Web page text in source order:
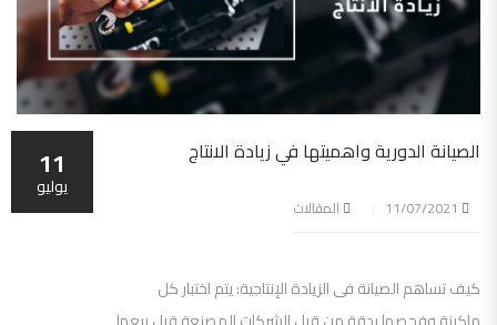
الصيانة الدورية واهميتها في زيادة الانتاج
المقالات
كيف تساهم الصيانة فى الزيادة الإنتاجية: يتم اختبار كل
11
يوليو